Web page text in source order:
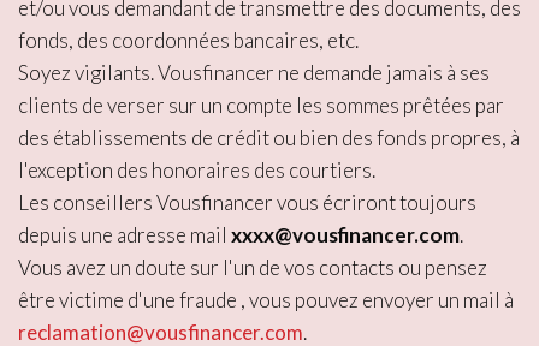
et/ou vous demandant de transmettre des documents, des
fonds, des coordonnées bancaires, etc.
Soyez vigilants. Vousfinancer ne demande jamais à ses
clients de verser sur un compte les sommes prêtées par
des établissements de crédit ou bien des fonds propres, à
l'exception des honoraires des courtiers.
Les conseillers Vousfinancer vous écriront toujours
depuis une adresse mail xxxx@vousfinancer.com.
Vous avez un doute sur l'un de vos contacts ou pensez
être victime d'une fraude , vous pouvez envoyer un mail à
reclamation@vousfinancer.com.